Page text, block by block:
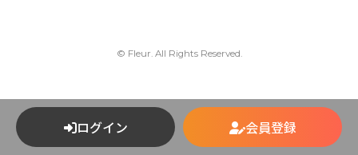
ログイン 会員登録
© Fleur. All Rights Reserved.